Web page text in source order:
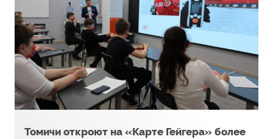
Томичи откроют на «Карте Гейгера» более